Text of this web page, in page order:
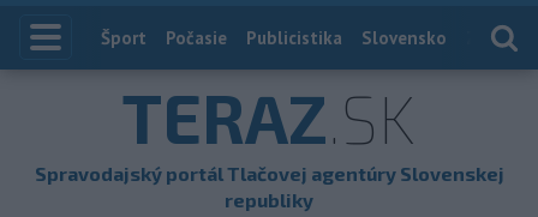
Index
Šport Počasie Publicistika Slovensko
TERAZ.SK
Spravodajský portál Tlačovej agentúry Slovenskej
republiky